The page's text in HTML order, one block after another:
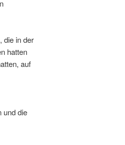
die in der
hatten
auf
und die